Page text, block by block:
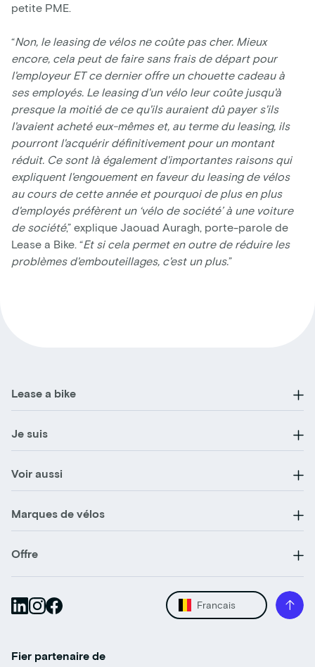
petite PME.
“Non, le leasing de vélos ne coûte pas cher. Mieux
encore, cela peut de faire sans frais de départ pour
l'employeur ET ce dernier offre un chouette cadeau à
ses employés. Le leasing d'un vélo leur coûte jusqu'à
presque la moitié de ce qu'ils auraient dû payer s'ils
l'avaient acheté eux-mêmes et, au terme du leasing, ils
pourront l'acquérir définitivement pour un montant
réduit. Ce sont là également d'importantes raisons qui
expliquent l'engouement en faveur du leasing de vélos
au cours de cette année et pourquoi de plus en plus
d'employés préfèrent un ‘vélo de société’ à une voiture
de société,” explique Jaouad Auragh, porte-parole de
Lease a Bike. “Et si cela permet en outre de réduire les
problèmes d'embouteillages, c'est un plus.”
Lease a bike
Je suis
Voir aussi
Marques de vélos
Offre
Francais
Fier partenaire de